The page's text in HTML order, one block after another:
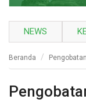
NEWS
Beranda